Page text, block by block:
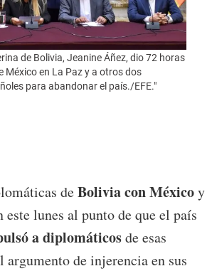
de Bolivia, Jeanine Áñez, dio 72 horas
México en La Paz y a otros dos
para abandonar el país./EFE."
deBolivia con Méxicoy
este lunes al punto de que el país
a diplomáticosde esas
argumento de injerencia en sus